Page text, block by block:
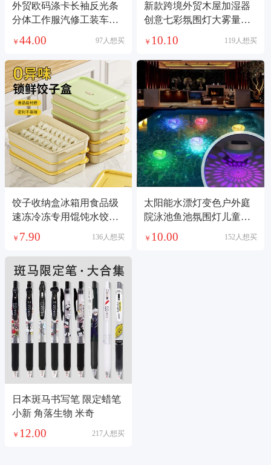
外贸欧码涤卡长袖反光条
分体工作服汽修工装车间
工厂服套装劳保服春秋长
袖工作服套装男耐脏耐磨
劳保服批发汽修服车间工
厂服工地服
￥ 44.00 97人想买
新款跨境外贸木屋加湿器
创意七彩氛围灯大雾量喷
雾加用桌面增湿机加湿器
￥ 10.10 119人想买
饺子收纳盒冰箱用食品级
速冻冷冻专用馄饨水饺保
鲜整理神器
￥ 7.90 136人想买
太阳能水漂灯变色户外庭
院泳池鱼池氛围灯儿童洗
澡玩具宠物玩具
￥ 10.00 152人想买
日本斑马书写笔 限定蜡笔
小新 角落生物 米奇
￥ 12.00 217人想买